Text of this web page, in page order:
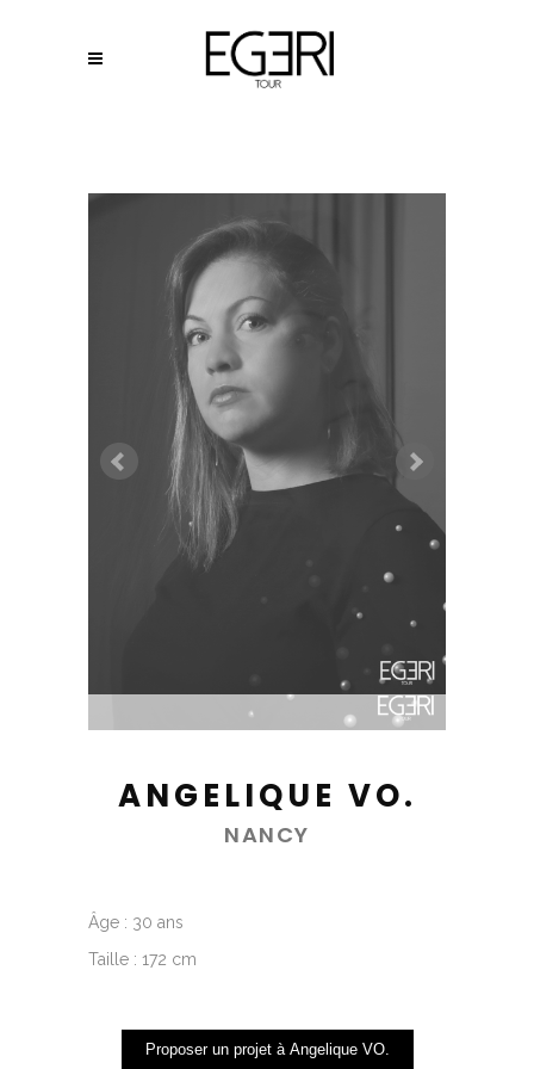
ANGELIQUE VO.
NANCY
Âge : 30 ans
Taille : 172 cm
Proposer un projet à Angelique VO.